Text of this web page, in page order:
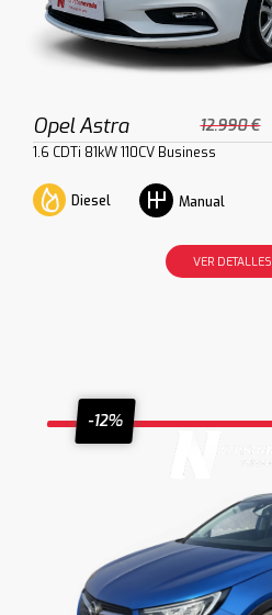
Opel Astra 12.990 €
1.6 CDTi 81kW 110CV Business
Diesel Manual
VER DETALLES
-12%